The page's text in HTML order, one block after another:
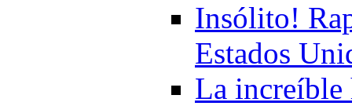
Insólito!
Estados
La increíble